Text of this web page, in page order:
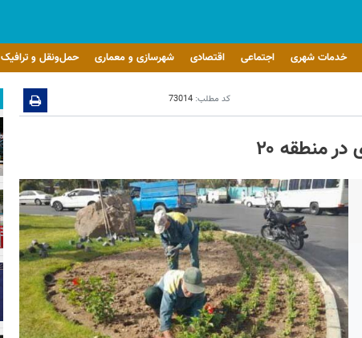
خدمات شهری اجتماعی اقتصادی شهرسازی و معماری حمل‌ونقل و ترافیک
کد مطلب: 73014